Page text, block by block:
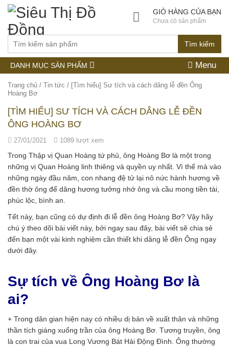
Tìm kiếm
GIỎ HÀNG CỦA BẠN
Chưa có sản phẩm
DANH MỤC SẢN PHẨM Menu
Trang chủ / Tin tức / [Tìm hiểu] Sư tích và cách dâng lễ đền Ông
Hoàng Bơ
[TÌM HIỂU] SƯ TÍCH VÀ CÁCH DÂNG LỄ ĐỀN
ÔNG HOÀNG BƠ
27/01/2021 1089 lượt xem
Trong Thập vị Quan Hoàng tứ phủ, ông Hoàng Bơ là một trong
những vị Quan Hoàng linh thiêng và quyền uy nhất. Vì thế mà vào
những ngày đầu năm, con nhang đệ tử lại nô nức hành hương về
đền thờ ông để dâng hương tưởng nhớ ông và cầu mong tiền tài,
phúc lộc, bình an.
Tết này, bạn cũng có dự định đi lễ đền ông Hoàng Bơ? Vậy hãy
chú ý theo dõi bài viết này, bởi ngay sau đây, bài viết sẽ chia sẻ
đến bạn một vài kinh nghiệm cần thiết khi dâng lễ đền Ông ngay
dưới đây.
Sự tích về Ông Hoàng Bơ là
ai?
+ Trong dân gian hiện nay có nhiều dị bản về xuất thân và những
thần tích giáng xuống trần của ông Hoàng Bơ. Tương truyền, ông
là con trai của vua Long Vương Bát Hải Động Đình. Ông thường